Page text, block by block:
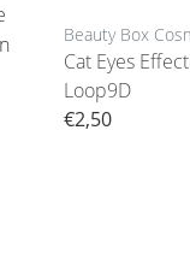
Beauty Box
Cat Eyes
Loop9D
€2,50